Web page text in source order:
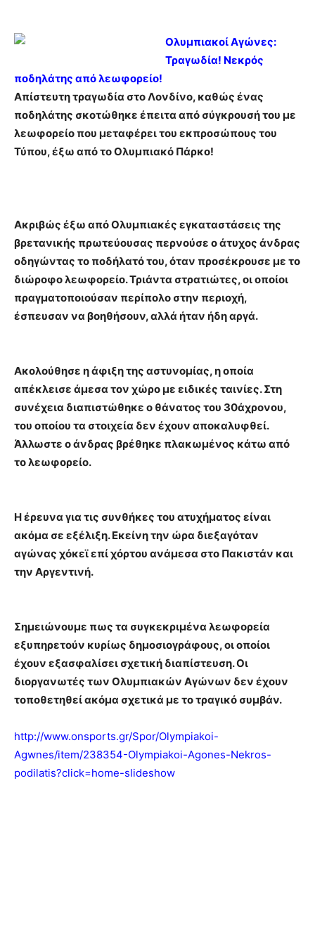
Ολυμπιακοί Αγώνες:
Τραγωδία! Νεκρός
ποδηλάτης από λεωφορείο!
Απίστευτη τραγωδία στο Λονδίνο, καθώς ένας
ποδηλάτης σκοτώθηκε έπειτα από σύγκρουσή του με
λεωφορείο που μεταφέρει του εκπροσώπους του
Τύπου, έξω από το Ολυμπιακό Πάρκο!
Ακριβώς έξω από Ολυμπιακές εγκαταστάσεις της
βρετανικής πρωτεύουσας περνούσε ο άτυχος άνδρας
οδηγώντας το ποδήλατό του, όταν προσέκρουσε με το
διώροφο λεωφορείο. Τριάντα στρατιώτες, οι οποίοι
πραγματοποιούσαν περίπολο στην περιοχή,
έσπευσαν να βοηθήσουν, αλλά ήταν ήδη αργά.
Ακολούθησε η άφιξη της αστυνομίας, η οποία
απέκλεισε άμεσα τον χώρο με ειδικές ταινίες. Στη
συνέχεια διαπιστώθηκε ο θάνατος του 30άχρονου,
του οποίου τα στοιχεία δεν έχουν αποκαλυφθεί.
Άλλωστε ο άνδρας βρέθηκε πλακωμένος κάτω από
το λεωφορείο.
Η έρευνα για τις συνθήκες του ατυχήματος είναι
ακόμα σε εξέλιξη. Εκείνη την ώρα διεξαγόταν
αγώνας χόκεϊ επί χόρτου ανάμεσα στο Πακιστάν και
την Αργεντινή.
Σημειώνουμε πως τα συγκεκριμένα λεωφορεία
εξυπηρετούν κυρίως δημοσιογράφους, οι οποίοι
έχουν εξασφαλίσει σχετική διαπίστευση. Οι
διοργανωτές των Ολυμπιακών Αγώνων δεν έχουν
τοποθετηθεί ακόμα σχετικά με το τραγικό συμβάν.
http://www.onsports.gr/Spor/Olympiakoi-
Agwnes/item/238354-Olympiakoi-Agones-Nekros-
podilatis?click=home-slideshow